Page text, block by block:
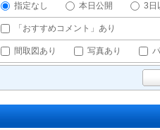
指定なし 本日公開 3日
「おすすめコメント」あり
間取図あり 写真あり